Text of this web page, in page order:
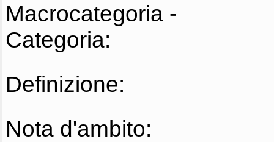
Macrocategoria -
Categoria:
Definizione:
Nota d'ambito: